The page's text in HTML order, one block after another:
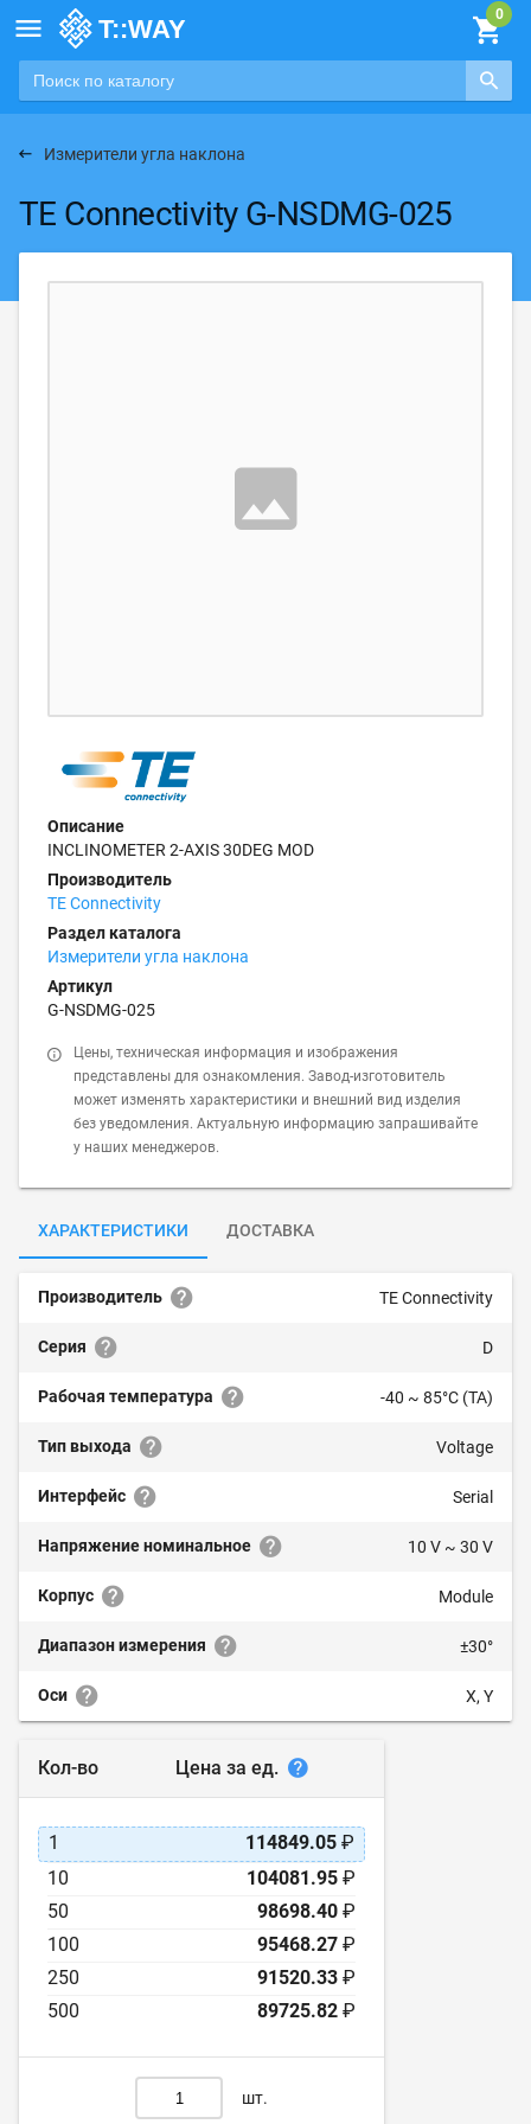

Измерители угла наклона
TE Connectivity G-NSDMG-025
Описание
INCLINOMETER 2-AXIS 30DEG MOD
Производитель
TE Connectivity
Раздел каталога
Измерители угла наклона
Артикул
G-NSDMG-025
Цены, техническая информация и изображения
представлены для ознакомления. Завод-изготовитель
может изменять характеристики и внешний вид изделия
без уведомления. Актуальную информацию запрашивайте
у наших менеджеров.
ХАРАКТЕРИСТИКИ ДОСТАВКА
Производитель TE Connectivity
Серия D
Рабочая температура -40 ~ 85°C (TA)
Тип выхода Voltage
Интерфейс Serial
Напряжение номинальное 10 V ~ 30 V
Корпус Module
Диапазон измерения ±30°
Оси X, Y
Кол-во Цена за ед.
1 114849.05 ₽
10
104081.95 ₽
50
98698.40 ₽
100
95468.27 ₽
250
91520.33 ₽
500
89725.82 ₽
шт.